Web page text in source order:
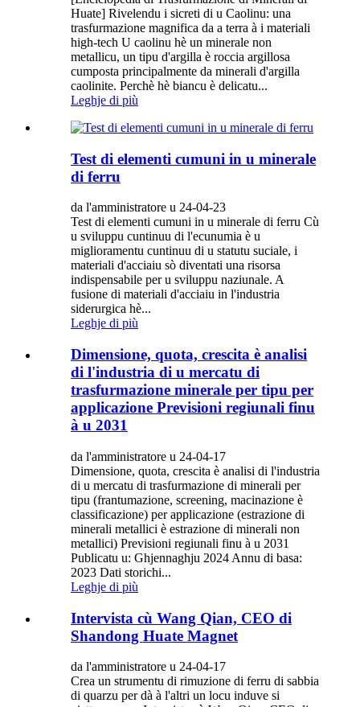
Huate] Rivelendu i sicreti di u Caolinu: una
trasfurmazione magnifica da a terra à i materiali
high-tech U caolinu hè un minerale non
metallicu, un tipu d'argilla è roccia argillosa
cumposta principalmente da minerali d'argilla
caolinite. Perchè hè biancu è delicatu...
Leghje di più
Test di elementi cumuni in u minerale
di ferru
da l'amministratore u 24-04-23
Test di elementi cumuni in u minerale di ferru Cù
u sviluppu cuntinuu di l'ecunumia è u
miglioramentu cuntinuu di u statutu suciale, i
materiali d'acciaiu sò diventati una risorsa
indispensabile per u sviluppu naziunale. A
fusione di materiali d'acciaiu in l'industria
siderurgica hè...
Leghje di più
Dimensione, quota, crescita è analisi
di l'industria di u mercatu di
trasfurmazione minerale per tipu per
applicazione Previsioni regiunali finu
à u 2031
da l'amministratore u 24-04-17
Dimensione, quota, crescita è analisi di l'industria
di u mercatu di trasfurmazione di minerali per
tipu (frantumazione, screening, macinazione è
classificazione) per applicazione (estrazione di
minerali metallici è estrazione di minerali non
metallici) Previsioni regiunali finu à u 2031
Publicatu u: Ghjennaghju 2024 Annu di basa:
2023 Dati storichi...
Leghje di più
Intervista cù Wang Qian, CEO di
Shandong Huate Magnet
da l'amministratore u 24-04-17
Crea un strumentu di rimuzione di ferru di sabbia
di quarzu per dà à l'altri un locu induve si